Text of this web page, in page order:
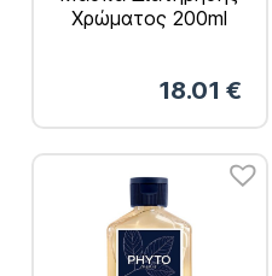
Χρώματος 200ml
18.01 €